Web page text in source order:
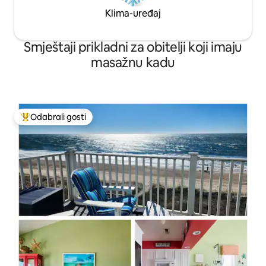
Klima-uređaj
Smještaji prikladni za obitelji koji imaju
masažnu kadu
Među najviše rangiranima s oznakom „Odabrali gosti”
Odabrali gosti